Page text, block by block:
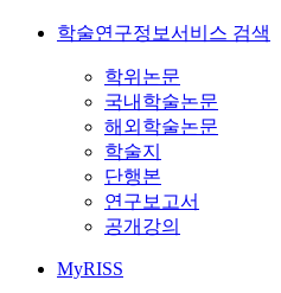
학술연구정보서비스 검색
학위논문
국내학술논문
해외학술논문
학술지
단행본
연구보고서
공개강의
MyRISS